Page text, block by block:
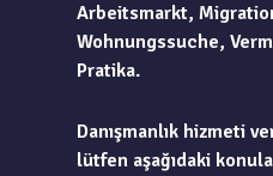
Arbeitsmarkt,
Wohnungssuche,
Pratika.
Danışmanlık hizmeti
lütfen aşağıdaki